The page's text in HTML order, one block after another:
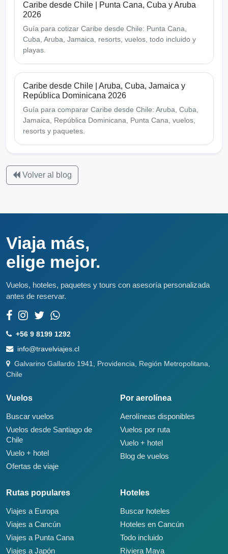
Caribe desde Chile | Punta Cana, Cuba y Aruba
2026
Guía para cotizar Caribe desde Chile: Punta Cana,
Cuba, Aruba, Jamaica, resorts, vuelos, todo incluido y
playas.
Caribe desde Chile | Aruba, Cuba, Jamaica y
República Dominicana 2026
Guía para comparar Caribe desde Chile: Aruba, Cuba,
Jamaica, República Dominicana, Punta Cana, vuelos,
resorts y paquetes.
Volver al blog
Viaja más,
elige mejor.
Vuelos, hoteles, paquetes y tours con asesoría personalizada
antes de reservar.
+56 9 8199 1292
info@travelviajes.cl
Galvarino Gallardo 1941, Providencia, Región Metropolitana,
Chile
Vuelos
Buscar vuelos
Vuelos desde Santiago de
Chile
Vuelo + hotel
Ofertas de viaje
Por aerolínea
Aerolíneas disponibles
Vuelos por ruta
Vuelo + hotel
Blog de vuelos
Rutas populares
Viajes a Europa
Viajes a Cancún
Viajes a Punta Cana
Viajes a Japón
Hoteles
Buscar hoteles
Hoteles en Cancún
Todo incluido
Riviera Maya